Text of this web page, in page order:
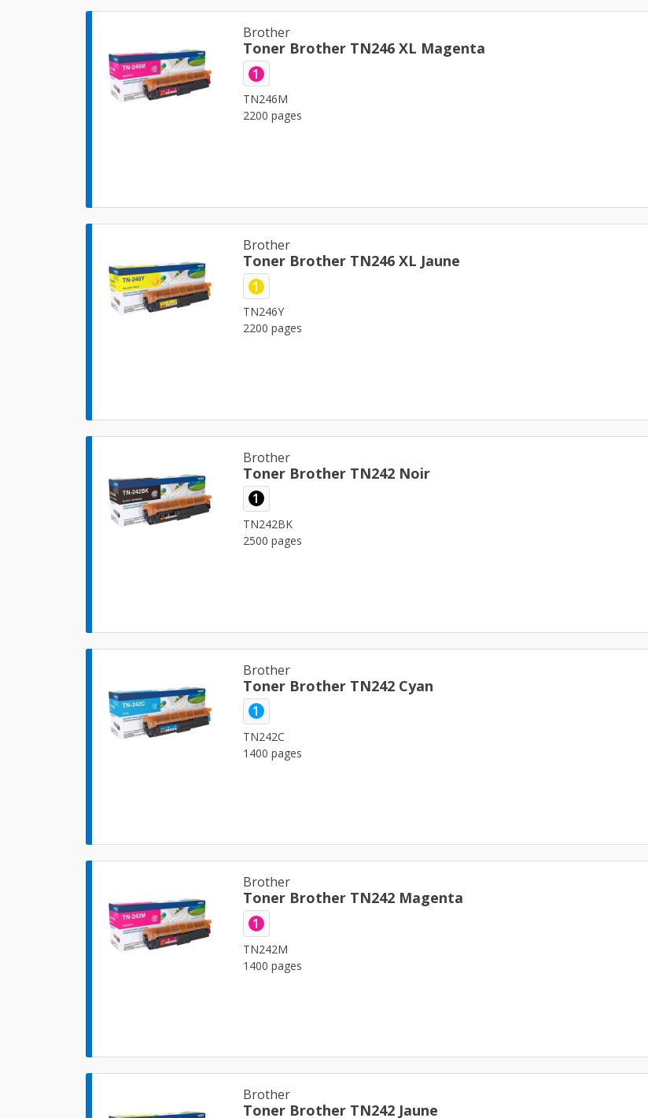
Brother
Toner Brother TN246 XL Magenta
1
TN246M
2200 pages
Brother
Toner Brother TN246 XL Jaune
1
TN246Y
2200 pages
Brother
Toner Brother TN242 Noir
1
TN242BK
2500 pages
Brother
Toner Brother TN242 Cyan
1
TN242C
1400 pages
Brother
Toner Brother TN242 Magenta
1
TN242M
1400 pages
Brother
Toner Brother TN242 Jaune